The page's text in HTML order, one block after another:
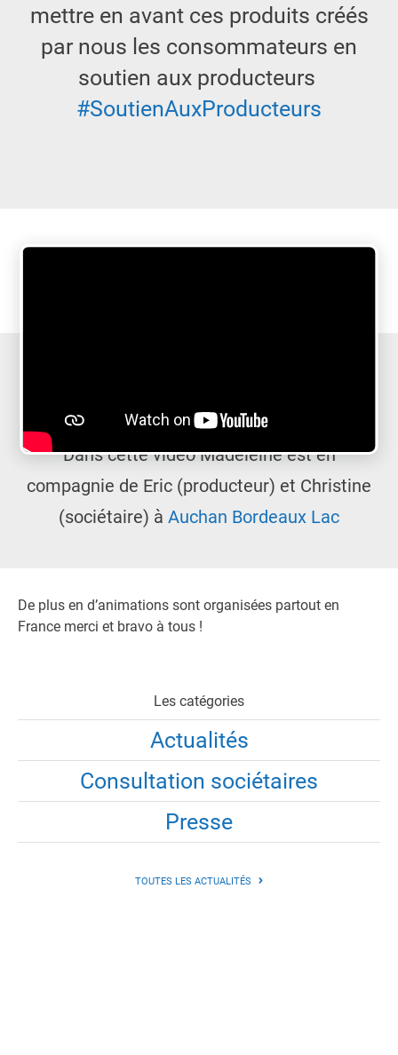
mettre en avant ces produits créés
par nous les consommateurs en
soutien aux producteurs
#SoutienAuxProducteurs
Dans cette vidéo Madeleine est en
compagnie de Eric (producteur) et Christine
(sociétaire) à Auchan Bordeaux Lac
De plus en d’animations sont organisées partout en
France merci et bravo à tous !
Les catégories
Actualités
Consultation sociétaires
Presse
TOUTES LES ACTUALITÉS